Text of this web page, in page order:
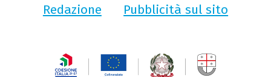
Redazione
Pubblicità sul sito